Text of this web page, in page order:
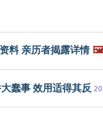
料 亲历者揭露详情 🖼️
蠢事 效用适得其反